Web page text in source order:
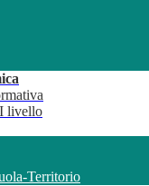
livello
Territorio